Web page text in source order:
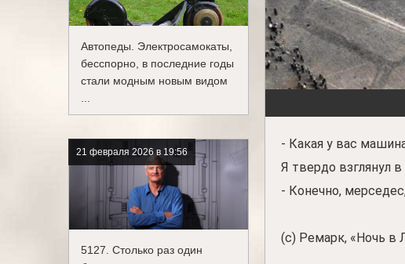
Автопеды. Электросамокаты,
бесспорно, в последние годы
стали модным новым видом
21 февраля 2026 в 19:56
5127. Столько раз один
- Какая у вас
Я твердо взглянул в
- Конечно,
(с) Ремарк, «Ночь в